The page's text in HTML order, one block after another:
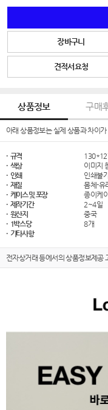
장바구니
견적서요청
상품정보 구매
아래 상품정보는 실제 상품과 차이
· 규격
· 색상
이미지
· 인쇄
인쇄불
· 재질
몸체-유
· 케이스 및 포장
종이케
· 제작기간
2~4일
· 원산지
중국
· 1박스당
8개
· 기타사항
전자상거래 등에서의 상품정보제공